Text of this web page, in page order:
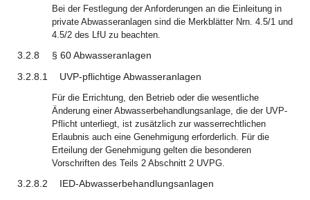
Bei der Festlegung der Anforderungen an die Einleitung in
private Abwasseranlagen sind die Merkblätter Nrn. 4.5/1 und
4.5/2 des LfU zu beachten.
3.2.8
§ 60 Abwasseranlagen
3.2.8.1
UVP-pflichtige Abwasseranlagen
Für die Errichtung, den Betrieb oder die wesentliche
Änderung einer Abwasserbehandlungsanlage, die der UVP-
Pflicht unterliegt, ist zusätzlich zur wasserrechtlichen
Erlaubnis auch eine Genehmigung erforderlich. Für die
Erteilung der Genehmigung gelten die besonderen
Vorschriften des Teils 2 Abschnitt 2 UVPG.
3.2.8.2 IED-Abwasserbehandlungsanlagen